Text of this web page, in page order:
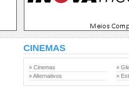
CINEMAS
» Cinemas
» Alternativos
»
»